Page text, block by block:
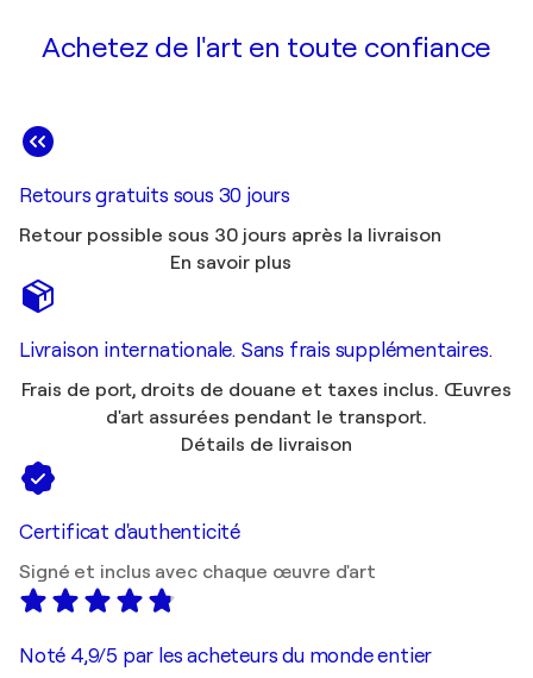
Achetez de l'art en toute confiance
Retours gratuits sous 30 jours
Retour possible sous 30 jours après la livraison
En savoir plus
Livraison internationale. Sans frais supplémentaires.
Frais de port, droits de douane et taxes inclus. Œuvres
d'art assurées pendant le transport.
Détails de livraison
Certificat d'authenticité
Signé et inclus avec chaque œuvre d'art
Noté 4,9/5 par les acheteurs du monde entier